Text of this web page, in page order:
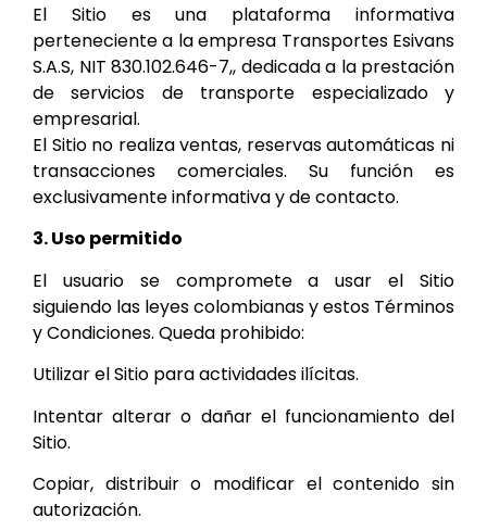
El Sitio es una plataforma informativa
perteneciente a la empresa Transportes Esivans
S.A.S, NIT 830.102.646-7,, dedicada a la prestación
de servicios de transporte especializado y
empresarial.
El Sitio no realiza ventas, reservas automáticas ni
transacciones comerciales. Su función es
exclusivamente informativa y de contacto.
3. Uso permitido
El usuario se compromete a usar el Sitio
siguiendo las leyes colombianas y estos Términos
y Condiciones. Queda prohibido:
Utilizar el Sitio para actividades ilícitas.
Intentar alterar o dañar el funcionamiento del
Sitio.
Copiar, distribuir o modificar el contenido sin
autorización.